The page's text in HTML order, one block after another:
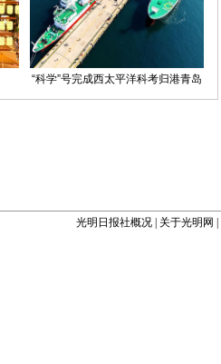
光明日报社概况 关于光明网